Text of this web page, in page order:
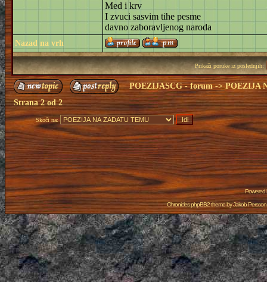
Med i krv
I zvuci sasvim tihe pesme
davno zaboravljenog naroda
Nazad na vrh
Prikaži poruke iz poslednjih:
POEZIJASCG - forum->POEZIJA
Strana2od2
Skoči na:
Powered
Chronicles phpBB2 theme byJakob Persson